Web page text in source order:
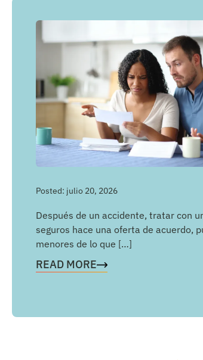
Posted: julio 20, 2026
Después de un accidente, tratar con
seguros hace una oferta de acuerdo,
menores de lo que […]
READ MORE